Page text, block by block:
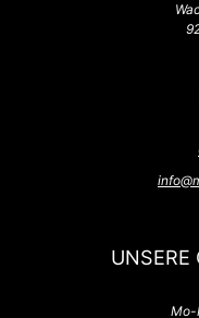
UNSERE
Mo-